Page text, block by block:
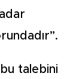
talebini